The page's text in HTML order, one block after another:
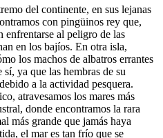
del continente, en sus lejanas
con pingüinos rey que,
enfrentarse al peligro de las
en los bajíos. En otra isla,
los machos de albatros errantes
ya que las hembras de su
a la actividad pesquera.
atravesamos los mares más
donde encontramos la rara
más grande que jamás haya
el mar es tan frío que se